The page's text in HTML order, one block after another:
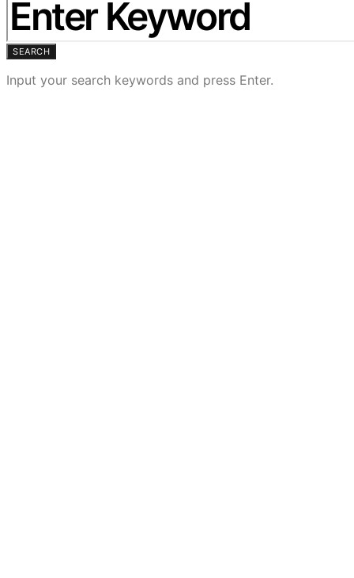
SEARCH
Input your search keywords and press Enter.